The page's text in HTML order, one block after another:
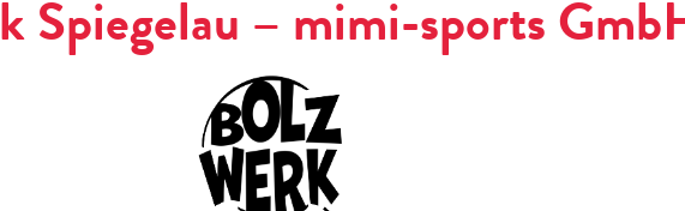
Spiegelau – mimi-sports